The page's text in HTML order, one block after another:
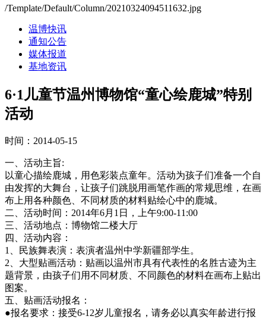
/Template/Default/Column/20210324094511632.jpg
温博快讯
通知公告
媒体报道
基地资讯
6·1儿童节温州博物馆“童心绘鹿城”特别
活动
时间：2014-05-15
一、活动主旨:
以童心描绘鹿城，用色彩装点童年。活动为孩子们准备一个自
由发挥的大舞台，让孩子们跳脱用画笔作画的常规思维，在画
布上用各种颜色、不同材质的材料贴绘心中的鹿城。
二、活动时间：2014年6月1日，上午9:00-11:00
三、活动地点：博物馆二楼大厅
四、活动内容：
1、民族舞表演：表演者温州中学新疆部学生。
2、大型贴画活动：贴画以温州市具有代表性的名胜古迹为主
题背景，由孩子们用不同材质、不同颜色的材料在画布上贴出
图案。
五、贴画活动报名：
●报名要求：接受6-12岁儿童报名，请务必以真实年龄进行报